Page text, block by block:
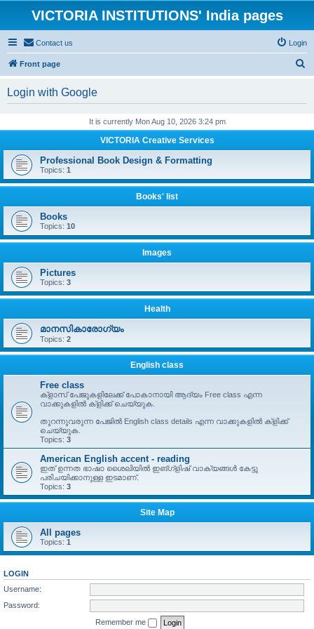
VICTORIA INSTITUTIONS' India pages
Contact us Login
Front page
c
Login with Google
It is currently Mon Aug 10, 2026 3:24 pm
VICTORIA Creative Services
Professional Book Design & Formatting
Topics: 1
Books' list
Books
Topics: 10
Images
Pictures
Topics: 3
Health
മാനസികാരോഗ്യം
Topics: 2
English class
Free class
ക്ളാസ് പേജുകളിലേക്ക് പോകാനായി ആദ്യം Free class എന്ന
വാക്കുകളിൽ ക്ളിക്ക് ചെയ്യുക.
തുറന്നുവരുന്ന പേജിൽ English class details എന്ന വാക്കുകളിൽ ക്ളിക്ക്
ചെയ്യുക.
Topics: 3
American English accent - reading
ഇത് ഉന്നത ഭാഷാ ശൈലിയിൽ ഇങ്ഗ്ളിഷ് വാക്യങ്ങൾ കേട്ടു
പരിചയിക്കാനുള്ള ഇടമാണ്.
Topics: 3
Site Map
All pages
Topics: 1
LOGIN
Username:
Password:
Remember me